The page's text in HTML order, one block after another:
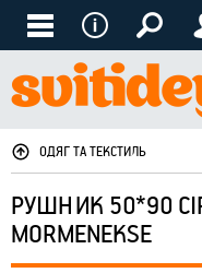
ОДЯГ ТА ТЕКСТИЛЬ
РУШНИК 50*90
MORMENEKSE